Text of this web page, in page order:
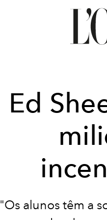
Ed
"Os alunos têm a